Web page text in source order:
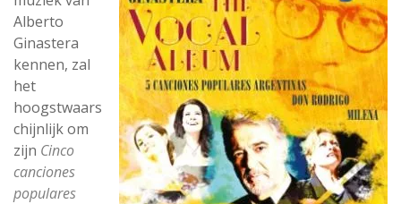
Alberto
Ginastera
kennen, zal
het
hoogstwaars
chijnlijk om
zijn Cinco
canciones
populares